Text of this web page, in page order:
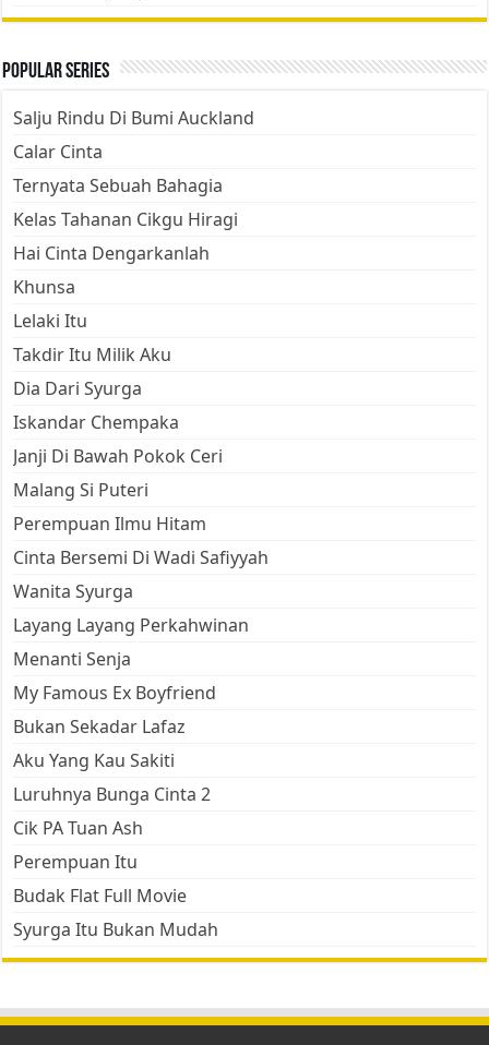
Popular Series
Salju Rindu Di Bumi Auckland
Calar Cinta
Ternyata Sebuah Bahagia
Kelas Tahanan Cikgu Hiragi
Hai Cinta Dengarkanlah
Khunsa
Lelaki Itu
Takdir Itu Milik Aku
Dia Dari Syurga
Iskandar Chempaka
Janji Di Bawah Pokok Ceri
Malang Si Puteri
Perempuan Ilmu Hitam
Cinta Bersemi Di Wadi Safiyyah
Wanita Syurga
Layang Layang Perkahwinan
Menanti Senja
My Famous Ex Boyfriend
Bukan Sekadar Lafaz
Aku Yang Kau Sakiti
Luruhnya Bunga Cinta 2
Cik PA Tuan Ash
Perempuan Itu
Budak Flat Full Movie
Syurga Itu Bukan Mudah